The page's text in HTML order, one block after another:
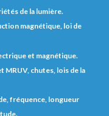
de la lumière.
magnétique, loi de
et magnétique.
MRUV, chutes, lois de la
fréquence, longueur